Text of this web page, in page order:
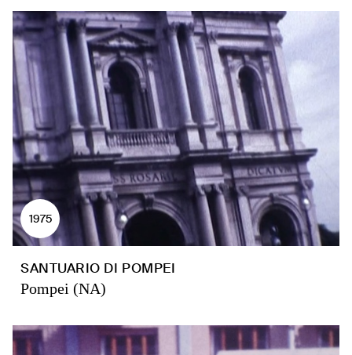
1975
SANTUARIO DI POMPEI
Pompei (NA)